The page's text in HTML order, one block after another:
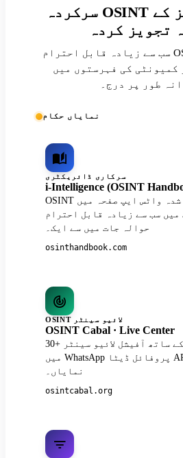
سرکردہ OSINT ڈائریکٹریز کے
تجویز کردہ
سب سے زیادہ قابل احترام OSINT حوالہ جات،
کمیونٹی کی فہرستوں میں
طور پر درج۔
نمایاں حکام
سرکاری ڈائریکٹری
i-Intelligence (OSINT
OSINT ہینڈ بک کے وقف شدہ واٹس ایپ صفحہ میں
میں سب سے زیادہ قابل احترام
حوالہ جات میں سے ایک۔
osinthandbook.com
OSINT لائیو سینٹر
OSINT Cabal · Live Center
30+ کیوریٹڈ ٹولز کے ساتھ آفیشل لائیو سینٹر
میں WhatsApp پروفائل ڈیٹا API کے بطور
نمایاں۔
osintcabal.org